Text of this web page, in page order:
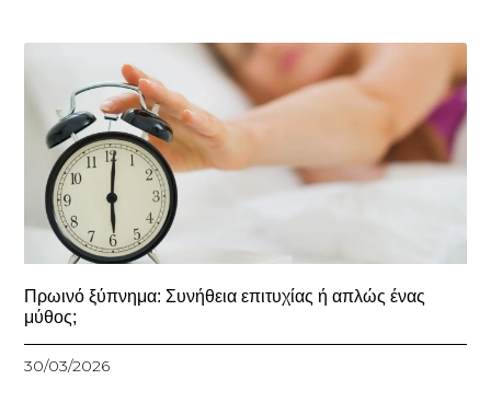
Πρωινό ξύπνημα: Συνήθεια επιτυχίας ή απλώς ένας
μύθος;
30/03/2026